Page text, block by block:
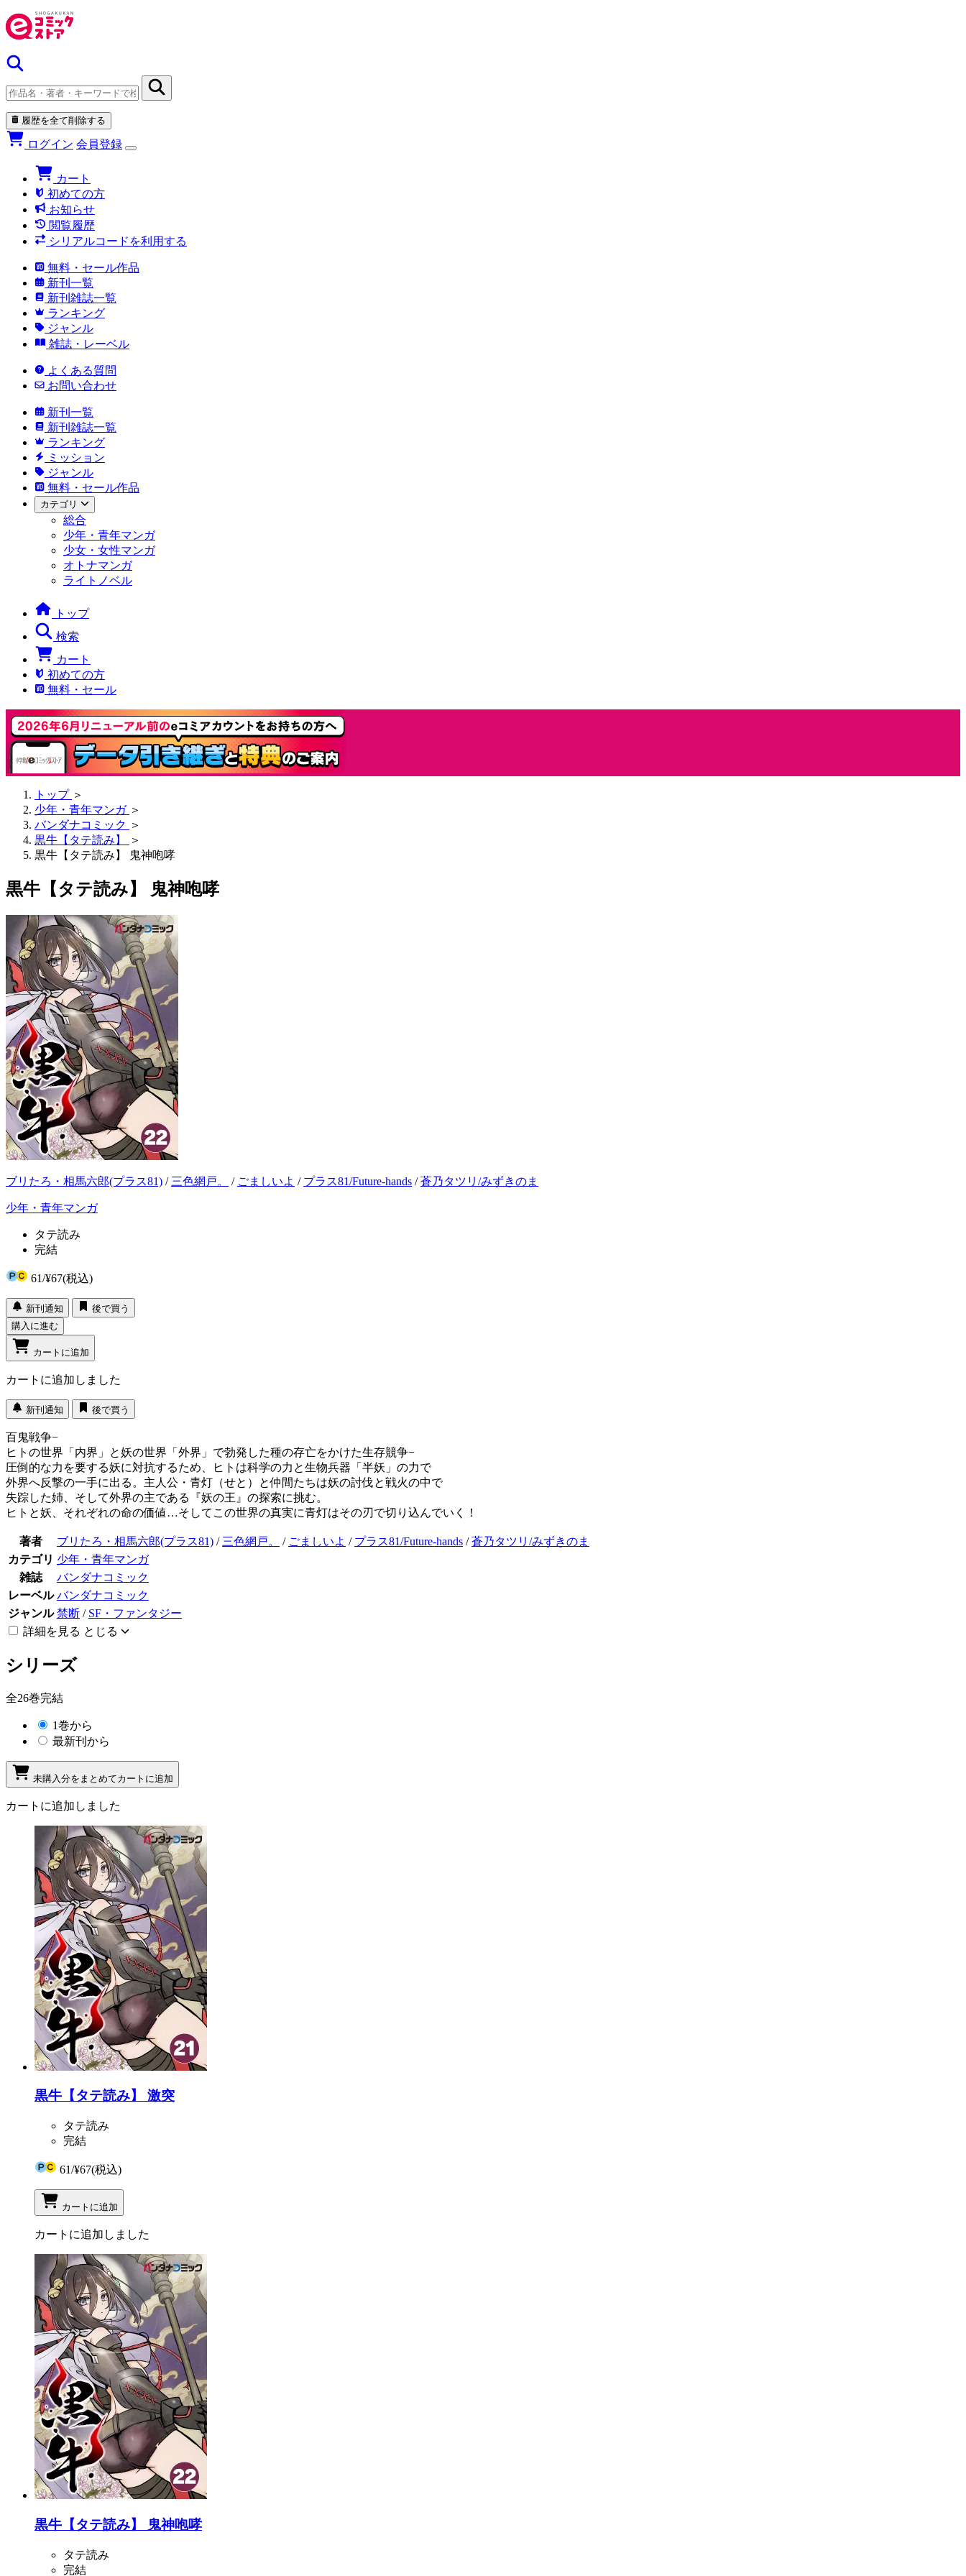
履歴を全て削除する
ログイン 会員登録
カート
初めての方
お知らせ
閲覧履歴
シリアルコードを利用する
無料・セール作品
新刊一覧
新刊雑誌一覧
ランキング
ジャンル
雑誌・レーベル
よくある質問
お問い合わせ
新刊一覧
新刊雑誌一覧
ランキング
ミッション
ジャンル
無料・セール作品
カテゴリ
総合
少年・青年マンガ
少女・女性マンガ
オトナマンガ
ライトノベル
トップ
検索
カート
初めての方
無料・セール
トップ ＞
少年・青年マンガ ＞
バンダナコミック ＞
黒牛【タテ読み】
＞
黒牛【タテ読み】 鬼神咆哮
黒牛【タテ読み】 鬼神咆哮
ブリたろ・相馬六郎(プラス81) / 三色網戸。 / ごましいよ / プラス81/Future-hands /蒼乃タツリ/みずきのま
少年・青年マンガ
タテ読み
完結
61/¥67(税込)
新刊通知
後で買う
購入に進む
カートに追加
カートに追加しました
新刊通知 後で買う
百鬼戦争−
ヒトの世界「内界」と妖の世界「外界」で勃発した種の存亡をかけた生存競争−
圧倒的な力を要する妖に対抗するため、ヒトは科学の力と生物兵器「半妖」の力で
外界へ反撃の一手に出る。主人公・青灯（せと）と仲間たちは妖の討伐と戦火の中で
失踪した姉、そして外界の主である『妖の王』の探索に挑む。
ヒトと妖、それぞれの命の価値…そしてこの世界の真実に青灯はその刃で切り込んでいく！
著者 ブリたろ・相馬六郎(プラス81) / 三色網戸。 / ごましいよ / プラス81/Future-hands /蒼乃タツリ/みずきのま
カテゴリ 少年・青年マンガ
雑誌
バンダナコミック
レーベル バンダナコミック
ジャンル 禁断 / SF・ファンタジー
詳細を見る とじる
シリーズ
全26巻完結
1巻から
最新刊から
未購入分をまとめてカートに追加
カートに追加しました
黒牛【タテ読み】 激突
タテ読み
完結
61/¥67(税込)
カートに追加
カートに追加しました
黒牛【タテ読み】 鬼神咆哮
タテ読み
完結